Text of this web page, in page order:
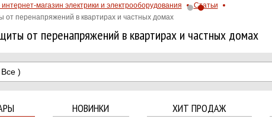
магазин электрики и электрооборудования
Статьи
перенапряжений в квартирах и частных домах
от перенапряжений в квартирах и частных домах
)
НОВИНКИ ХИТ ПРОДАЖ